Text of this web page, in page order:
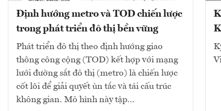
Định hướng metro và TOD chiến lược
trong phát triển đô thị bền vững
Phát triển đô thị theo định hướng giao
thông công cộng (TOD) kết hợp với mạng
lưới đường sắt đô thị (metro) là chiến lược
cốt lõi để giải quyết ùn tắc và tái cấu trúc
không gian. Mô hình này tập...